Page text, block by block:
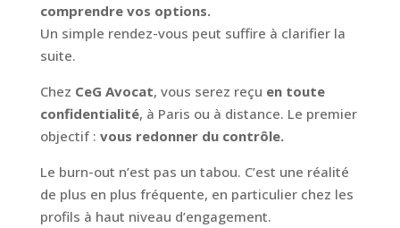
comprendre vos options.
Un simple rendez-vous peut suffire à clarifier la
suite.
Chez CeG Avocat, vous serez reçu en toute
confidentialité, à Paris ou à distance. Le premier
objectif : vous redonner du contrôle.
Le burn-out n’est pas un tabou. C’est une réalité
de plus en plus fréquente, en particulier chez les
profils à haut niveau d’engagement.